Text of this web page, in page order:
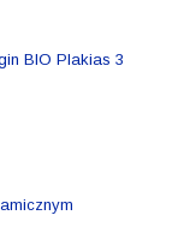
BIO Plakias 3